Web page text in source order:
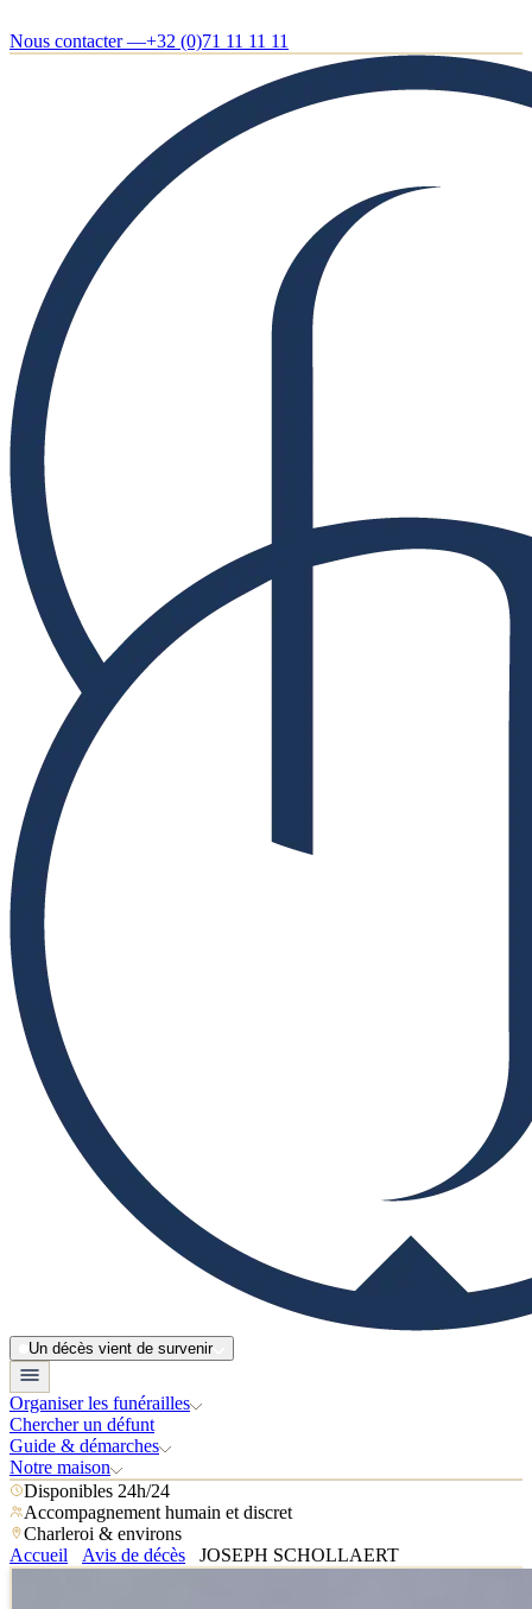
Nous contacter —+32 (0)71 11 11 11
Un décès vient de survenir
Organiser les funérailles
Chercher un défunt
Guide & démarches
Notre maison
Disponibles 24h/24
Accompagnement humain et discret
Charleroi & environs
Accueil
Avis de décès JOSEPH SCHOLLAERT